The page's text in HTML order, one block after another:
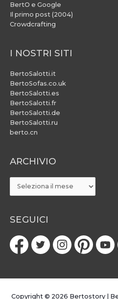
BertO e Google
Il primo post (2004)
Crowdcrafting
I NOSTRI SITI
BertoSalotti.it
BertoSofas.co.uk
BertoSalotti.es
BertoSalotti.fr
BertoSalotti.de
BertoSalotti.ru
berto.cn
ARCHIVIO
ARCHIVIO
SEGUICI
Copyright © 2026 Bertostory |